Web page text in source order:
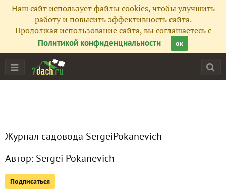
Наш сайт использует файлы cookies, чтобы улучшить
работу и повысить эффективность сайта.
Продолжая использование сайта, вы соглашаетесь с
Политикой конфиденциальности
ок
Журнал садовода SergeiPokanevich
Автор: Sergei Pokanevich
Подписаться
Все публикации 51
Сейчас обсуждают
Как засолить Семгу Лосось в домашних условиях быстро
Блинный торт - самый простой торт из блинов
Банановые оладушки — пышные и вкусные